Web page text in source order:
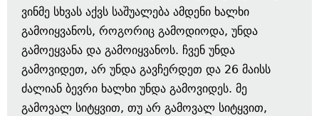
ვინმე სხვას აქვს საშუალება ამდენი ხალხი
გამოიყვანოს, როგორიც გამოდიოდა, უნდა
გამოეყვანა და გამოიყვანოს. ჩვენ უნდა
გამოვიდეთ, არ უნდა გავჩერდეთ და 26 მაისს
ძალიან ბევრი ხალხი უნდა გამოვიდეს. მე
გამოვალ სიტყვით, თუ არ გამოვალ სიტყვით,